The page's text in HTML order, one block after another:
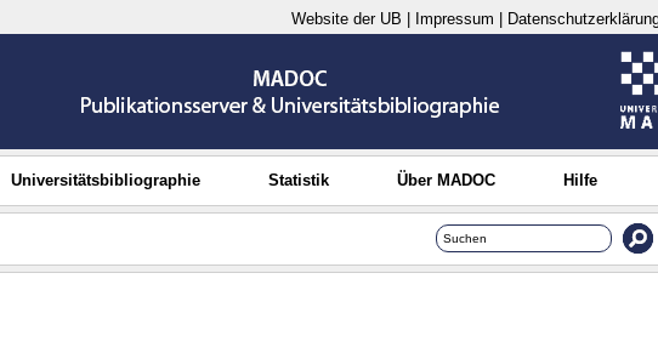
Website der UB Impressum
Universitätsbibliographie Statistik Über MADOC Hilfe